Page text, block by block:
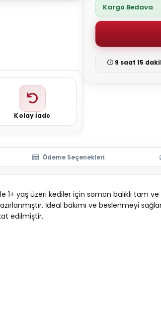
Kolay İade
Kargo Bedava
9 saat 15
Ödeme Seçenekleri
1+ yaş üzeri kediler için somon balıklı tam
İdeal bakımı ve beslenmeyi
edilmiştir.